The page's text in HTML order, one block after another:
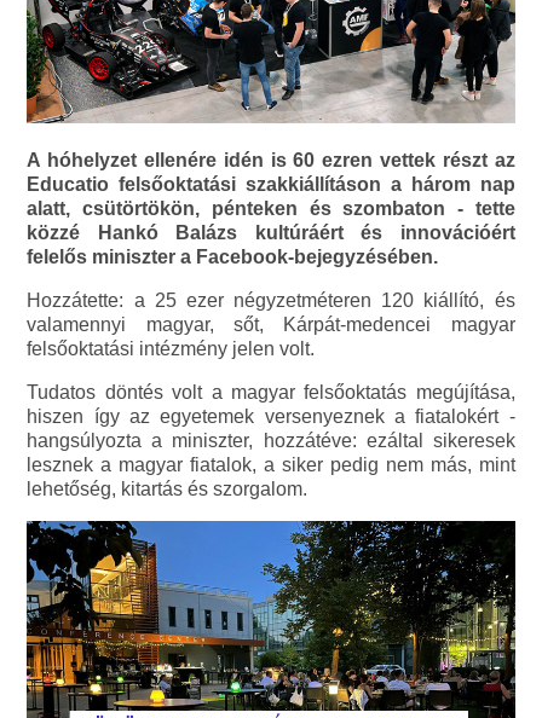
A hóhelyzet ellenére idén is 60 ezren vettek részt az
Educatio felsőoktatási szakkiállításon a három nap
alatt, csütörtökön, pénteken és szombaton - tette
közzé Hankó Balázs kultúráért és innovációért
felelős miniszter a Facebook-bejegyzésében.
Hozzátette: a 25 ezer négyzetméteren 120 kiállító, és
valamennyi magyar, sőt, Kárpát-medencei magyar
felsőoktatási intézmény jelen volt.
Tudatos döntés volt a magyar felsőoktatás megújítása,
hiszen így az egyetemek versenyeznek a fiatalokért -
hangsúlyozta a miniszter, hozzátéve: ezáltal sikeresek
lesznek a magyar fiatalok, a siker pedig nem más, mint
lehetőség, kitartás és szorgalom.